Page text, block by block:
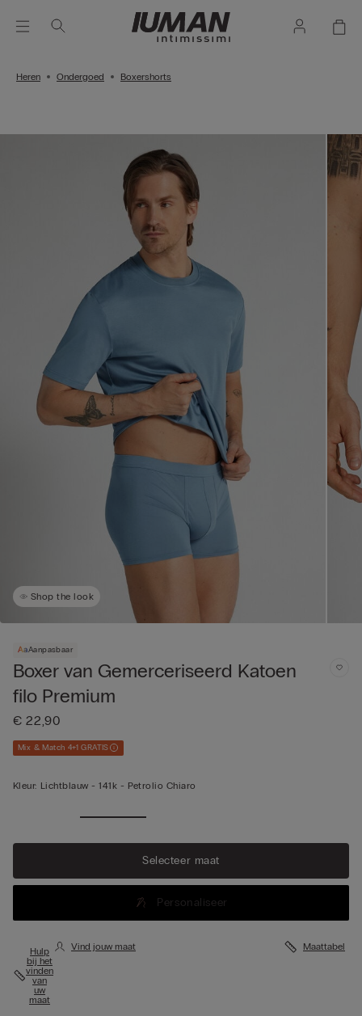
Heren Ondergoed Boxershorts
Shop the look
Aanpasbaar
Boxer van Gemerceriseerd Katoen
filo Premium
€ 22,90
Mix & Match 4+1 GRATIS
Kleur: Lichtblauw -141k - Petrolio Chiaro
n
Selecteer maat
Personaliseer
Hulp
bij het
vinden
van
uw
maat
Vind jouw maat Maattabel